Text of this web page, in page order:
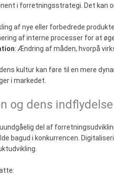
i forretningsstrategi. Det kan
af nye eller forbedrede
af interne processer for at
: Ændring af måden, hvorpå
kultur kan føre til en mere
i markedet.
og dens
del af
bagud i konkurrencen.